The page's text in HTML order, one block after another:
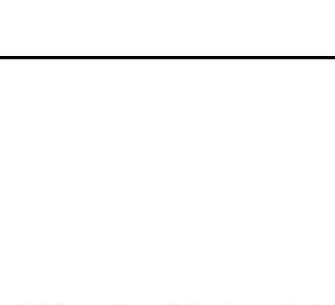
b A e